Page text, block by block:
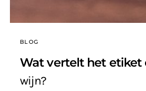
BLOG
Wat vertelt het etiket
wijn?